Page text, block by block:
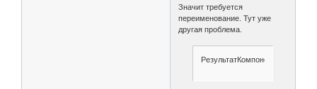
Значит требуется
переименование. Тут уже
другая проблема.
РезультатКомпоновкиДанных